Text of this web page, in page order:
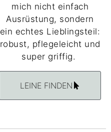
mich nicht einfach
Ausrüstung, sondern
ein echtes Lieblingsteil:
robust, pflegeleicht und
super griffig.
LEINE FINDEN